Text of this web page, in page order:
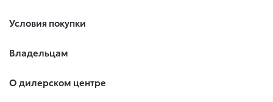
Условия покупки
Владельцам
О дилерском центре